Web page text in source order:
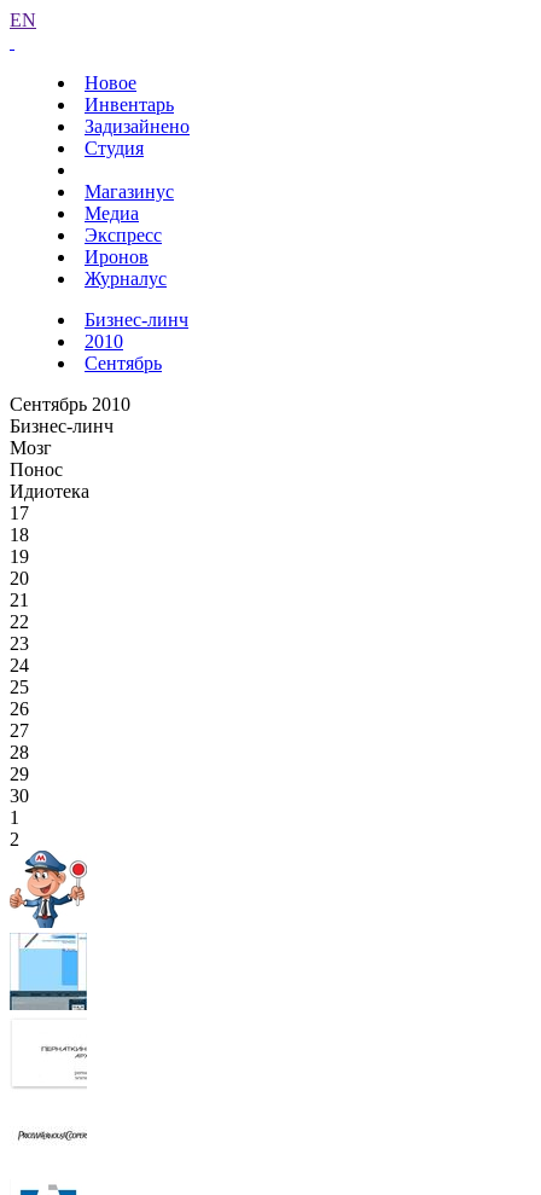
EN
Новое
Инвентарь
Задизайнено
Студия
Магазинус
Медиа
Экспресс
Иронов
Журналус
Бизнес-линч
2010
Сентябрь
Сентябрь 2010
Бизнес-линч
Мозг
Понос
Идиотека
17
18
19
20
21
22
23
24
25
26
27
28
29
30
1
2